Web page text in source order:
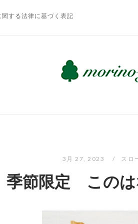
する法律に基づく表記
3月 27, 2023 スロ
季節限定 このは